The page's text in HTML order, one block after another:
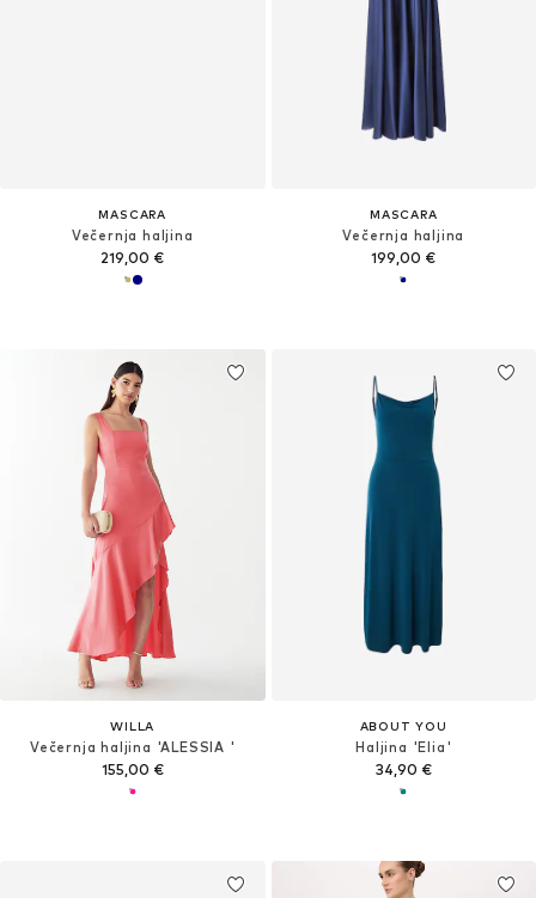
MASCARA
Večernja haljina
219,00 €
MASCARA
Večernja haljina
199,00 €
WILLA
Večernja haljina 'ALESSIA '
155,00 €
ABOUT YOU
Haljina 'Elia'
34,90 €